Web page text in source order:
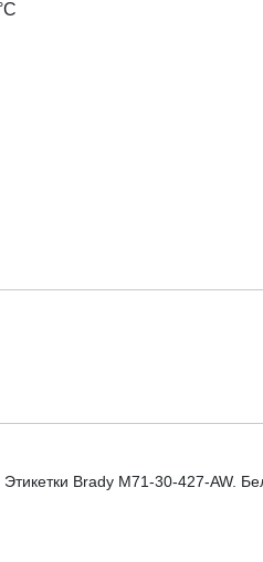
Этикетки Brady M71-30-427-AW.